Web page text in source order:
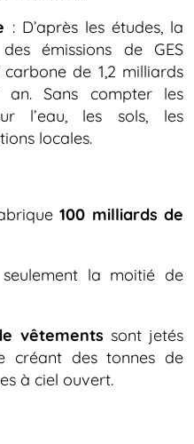
: D’après les études, la
émissions de GES
de 1,2 milliards
an. Sans compter les
l’eau, les sols, les
locales.
100 milliards de
la moitié de
vêtements sont jetés
créant des tonnes de
à ciel ouvert.